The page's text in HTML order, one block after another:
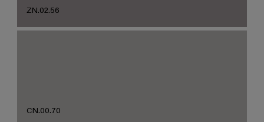
ZN.02.56
CN.00.70